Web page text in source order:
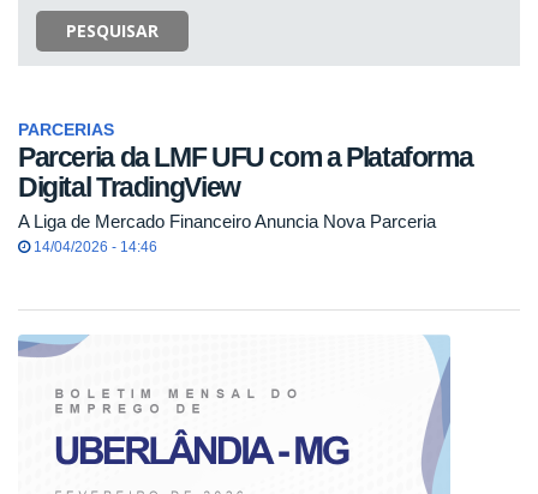
PESQUISAR
PARCERIAS
Parceria da LMF UFU com a Plataforma
Digital TradingView
A Liga de Mercado Financeiro Anuncia Nova Parceria
14/04/2026 - 14:46